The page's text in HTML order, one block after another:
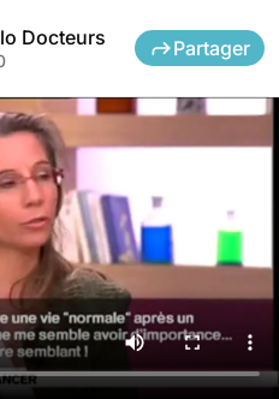
Docteurs Partager